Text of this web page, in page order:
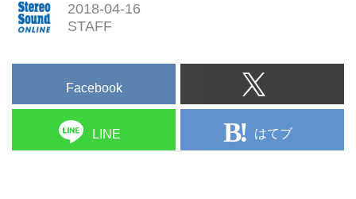
2018-04-16
STAFF
Facebook
LINE はてブ